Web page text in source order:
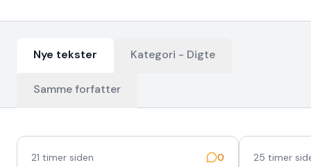
Nye tekster Kategori - Digte
Samme forfatter
21 timer siden
0
25 timer